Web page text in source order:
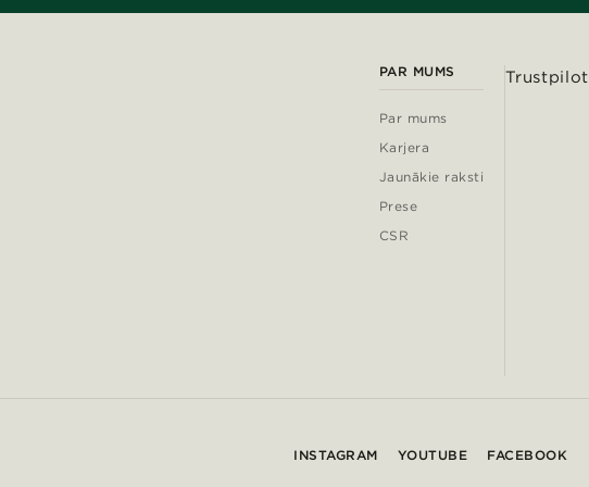
PAR MUMS
Par mums
Karjera
Jaunākie raksti
Prese
CSR
Trustpilot
INSTAGRAM YOUTUBE FACEBOOK